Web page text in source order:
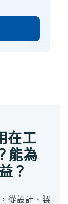
在工
能為
？
從設計、製